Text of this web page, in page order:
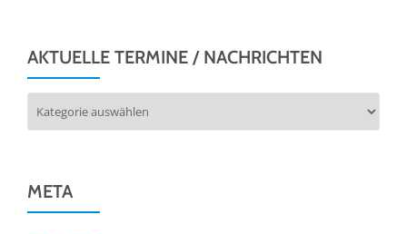
AKTUELLE TERMINE / NACHRICHTEN
Termine
META